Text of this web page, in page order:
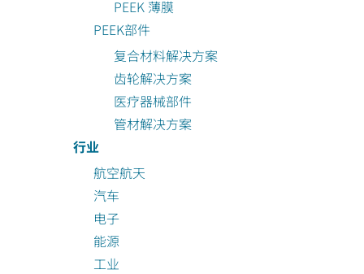
PEEK 薄膜
PEEK部件
复合材料解决方案
齿轮解决方案
医疗器械部件
管材解决方案
行业
航空航天
汽车
电子
能源
工业